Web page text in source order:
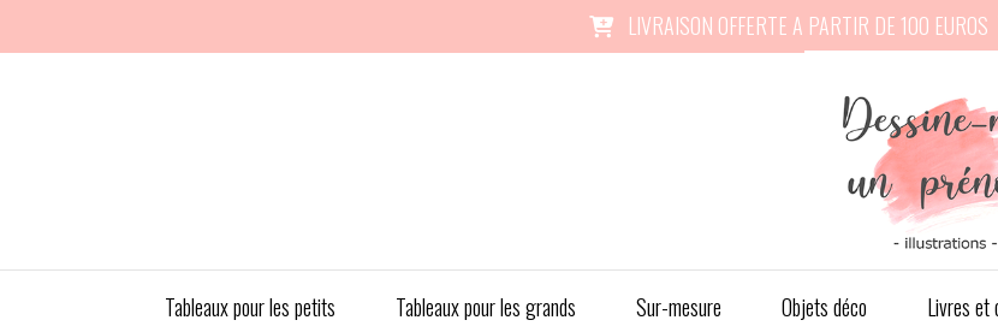
 LIVRAISON OFFERTE A PARTIR DE 100 EUROS
Tableaux pour les petits Tableaux pour les grands Sur-mesure Objets déco Livres et